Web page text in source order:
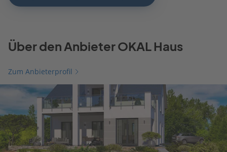
Über den Anbieter OKAL Haus
Zum Anbieterprofil